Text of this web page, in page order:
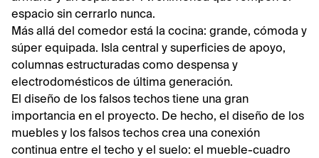
espacio sin cerrarlo nunca.
Más allá del comedor está la cocina: grande, cómoda y
súper equipada. Isla central y superficies de apoyo,
columnas estructuradas como despensa y
electrodomésticos de última generación.
El diseño de los falsos techos tiene una gran
importancia en el proyecto. De hecho, el diseño de los
muebles y los falsos techos crea una conexión
continua entre el techo y el suelo: el mueble-cuadro